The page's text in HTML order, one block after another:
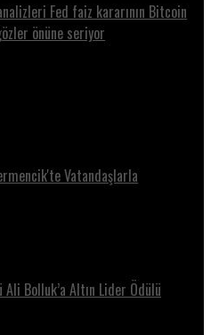
Fed faiz kararının Bitcoin
önüne seriyor
Vatandaşlarla
Ali Bolluk’a Altın Lider Ödülü